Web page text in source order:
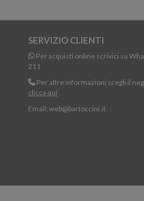
SERVIZIO CLIENTI
Per acquisti online scrivici su
211
Per altre informazioni scegli il
clicca qui
Email: web@bartoccini.it